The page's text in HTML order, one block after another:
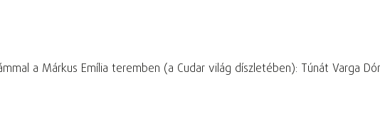
a Márkus Emília teremben (a Cudar világ díszletében): Túnát Varga